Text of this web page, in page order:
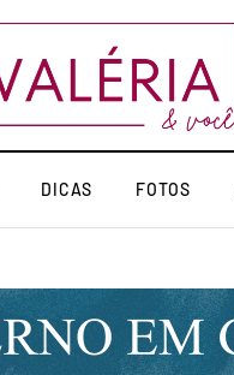
DICAS FOTOS